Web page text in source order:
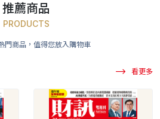
推薦商品
PRODUCTS
門商品，值得您放入購物車
看更多